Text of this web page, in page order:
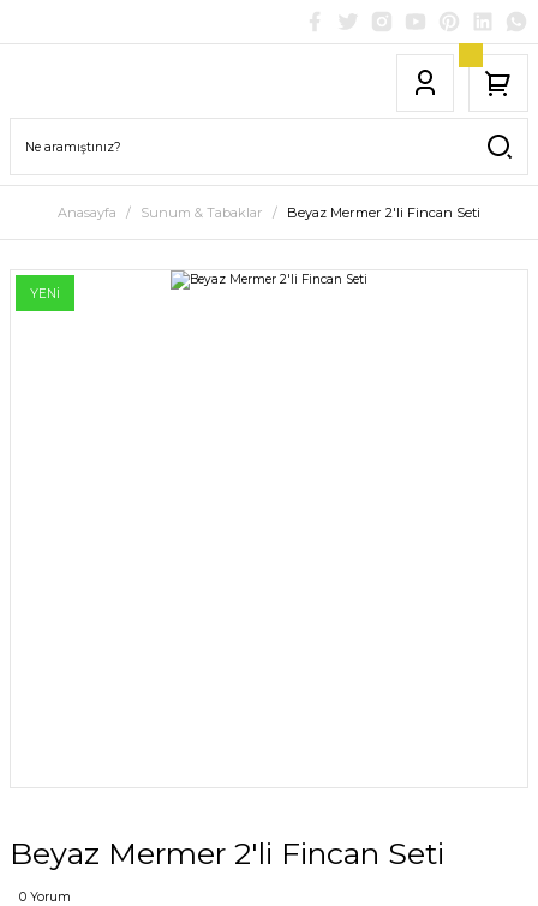
Anasayfa Sunum & Tabaklar Beyaz Mermer 2'li Fincan Seti
YENİ
Beyaz Mermer 2'li Fincan Seti
0 Yorum